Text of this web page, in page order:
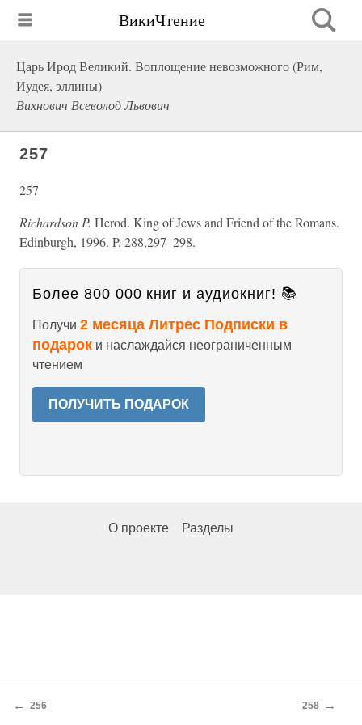
ВикиЧтение
Царь Ирод Великий. Воплощение невозможного (Рим,
Иудея, эллины)
Вихнович Всеволод Львович
257
257
Richardson P. Herod. King of Jews and Friend of the Romans.
Edinburgh, 1996. P. 288,297–298.
Более 800 000 книг и аудиокниг! 📚
Получи 2 месяца Литрес Подписки в
подарок и наслаждайся неограниченным
чтением
ПОЛУЧИТЬ ПОДАРОК
О проекте Разделы
← 256 258 →